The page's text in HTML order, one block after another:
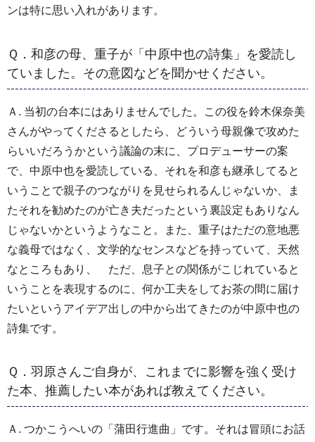
ンは特に思い入れがあります。
Ｑ．和彦の母、重子が「中原中也の詩集」を愛読し
ていました。その意図などを聞かせください。
Ａ. 当初の台本にはありませんでした。この役を鈴木保奈美
さんがやってくださるとしたら、どういう母親像で攻めた
らいいだろうかという議論の末に、プロデューサーの案
で、中原中也を愛読している、それを和彦も継承してると
いうことで親子のつながりを見せられるんじゃないか、ま
たそれを勧めたのが亡き夫だったという裏設定もありなん
じゃないかというようなこと。また、重子はただの意地悪
な義母ではなく、文学的なセンスなどを持っていて、天然
なところもあり、 ただ、息子との関係がこじれていると
いうことを表現するのに、何か工夫をしてお茶の間に届け
たいというアイデア出しの中から出てきたのが中原中也の
詩集です。
Ｑ．羽原さんご自身が、これまでに影響を強く受け
た本、推薦したい本があれば教えてください。
Ａ. つかこうへいの「蒲田行進曲」です。それは冒頭にお話